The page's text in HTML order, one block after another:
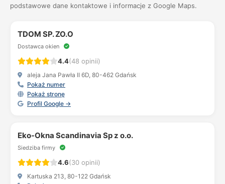
podstawowe dane kontaktowe i informacje z Google Maps.
TDOM SP. ZO.O
Dostawca okien
4.4(48 opinii)
aleja Jana Pawła II 6D, 80-462 Gdańsk
Pokaż numer
Pokaż stronę
Profil Google →
Eko-Okna Scandinavia Sp z o.o.
Siedziba firmy
4.6(30 opinii)
Kartuska 213, 80-122 Gdańsk